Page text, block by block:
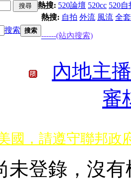
熱搜: 520論壇 520cc 520自
搜索 搜索
熱搜: 自拍 外流 風流 全套
------(站內搜索)
內地主
審
國，請遵守聯邦政
員遇見詐騙行為
未登錄，沒